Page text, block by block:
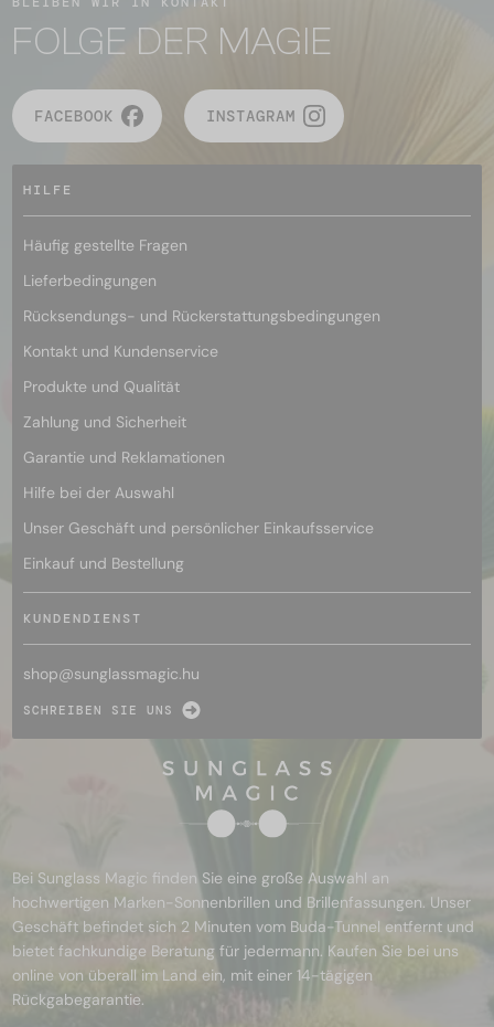
FOLGE DER MAGIE
FACEBOOK INSTAGRAM
HILFE
Häufig gestellte Fragen
Lieferbedingungen
Rücksendungs- und Rückerstattungsbedingungen
Kontakt und Kundenservice
Produkte und Qualität
Zahlung und Sicherheit
Garantie und Reklamationen
Hilfe bei der Auswahl
Unser Geschäft und persönlicher Einkaufsservice
Einkauf und Bestellung
KUNDENDIENST
shop@sunglassmagic.hu
SCHREIBEN SIE UNS
Bei Sunglass Magic finden Sie eine große Auswahl an
hochwertigen Marken-Sonnenbrillen und Brillenfassungen. Unser
Geschäft befindet sich 2 Minuten vom Buda-Tunnel entfernt und
bietet fachkundige Beratung für jedermann. Kaufen Sie bei uns
online von überall im Land ein, mit einer 14-tägigen
Rückgabegarantie.